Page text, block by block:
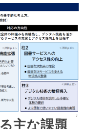
主な課題